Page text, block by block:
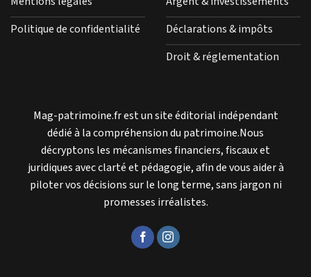
Politique de confidentialité
Déclarations & impôts
Droit & réglementation
Mag-patrimoine.fr est un site éditorial indépendant
dédié à la compréhension du patrimoine.Nous
décryptons les mécanismes financiers, fiscaux et
juridiques avec clarté et pédagogie, afin de vous aider à
piloter vos décisions sur le long terme, sans jargon ni
promesses irréalistes.